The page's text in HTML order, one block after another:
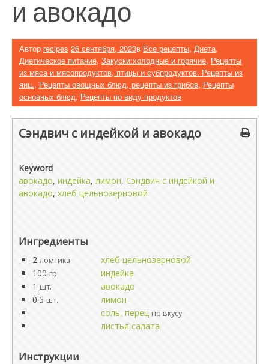
и авокадо
Автор recipes 26 сентября, 2023в Все рецепты, Диета,
Диетическое питание, Закуски:холодные и горячие, Рецепты
из мяса и мясопродуктов, птицы и субпродуктов. Рецепты из
яиц., Рецепты овощных блюд, рецепты из грибов, Рецепты
основных блюд, Рецепты по виду продуктов
Сэндвич с индейкой и авокадо
Keyword
авокадо, индейка, лимон, Сэндвич с индейкой и
авокадо, хлеб цельнозерновой
Ингредиенты
2 ломтика
хлеб цельнозерновой
100 гр
индейка
1 шт.
авокадо
0.5 шт.
лимон
соль, перец по вкусу
листья салата
Инструкции